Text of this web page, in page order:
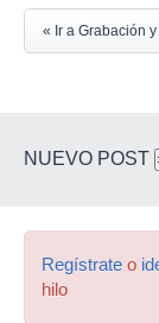
« Ir a Grabación
NUEVO POST
Regístrate o
hilo